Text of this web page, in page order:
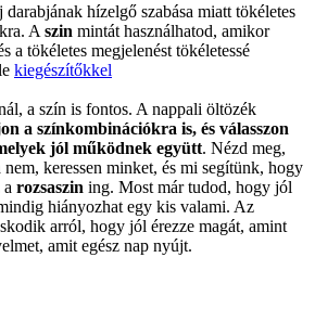
hízelgő szabása miatt tökéletes
A szin mintát használhatod, amikor
a tökéletes megjelenést tökéletessé
kiegészítőkkel
a szín is fontos. A nappali öltözék
a színkombinációkra is, és válasszon
jól működnek együtt. Nézd meg,
keressen minket, és mi segítünk, hogy
rozsaszin ing. Most már tudod, hogy jól
hiányozhat egy kis valami. Az
arról, hogy jól érezze magát, amint
amit egész nap nyújt.